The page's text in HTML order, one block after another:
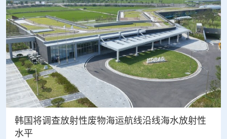
韩国将调查放射性废物海运航线沿线海水放射性
水平